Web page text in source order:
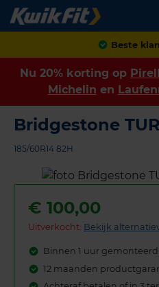
Nu 20% korting op
Michelin en
Bridgestone
185/60R14 82H
€ 100,00
Uitverkocht: Bekijk
Binnen 1 uur gemonteerd
12 maanden